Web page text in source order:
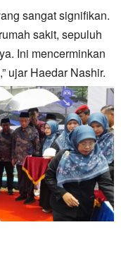
sangat signifikan.
sakit, sepuluh
Ini mencerminkan
ujar Haedar Nashir.